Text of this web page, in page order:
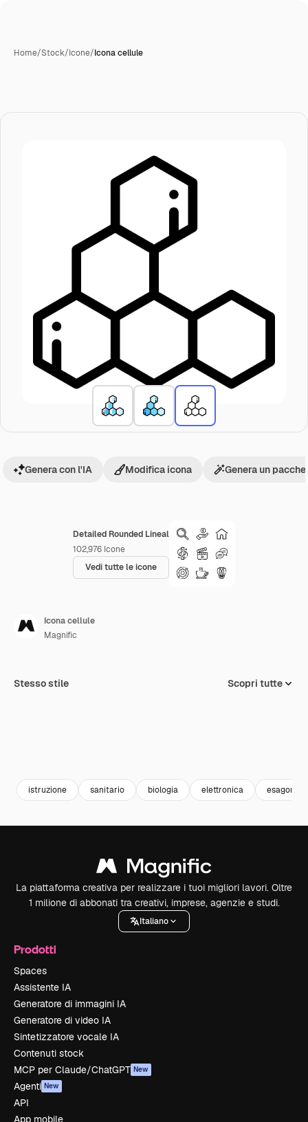
Home/Stock/Icone/Icona cellule
Detailed Rounded Lineal
102,976 Icone
Vedi tutte le icone
Genera con l'IA Modifica icona Genera un
Icona cellule
Magnific
Stesso stile Scopri tutte
istruzione sanitario biologia elettronica esagono
La piattaforma creativa per realizzare i tuoi migliori lavori. Oltre
1 milione di abbonati tra creativi, imprese, agenzie e studi.
Italiano
Prodotti
Spaces
Assistente IA
Generatore di immagini IA
Generatore di video IA
Sintetizzatore vocale IA
Contenuti stock
MCP per Claude/ChatGPT New
Agenti New
API
App mobile